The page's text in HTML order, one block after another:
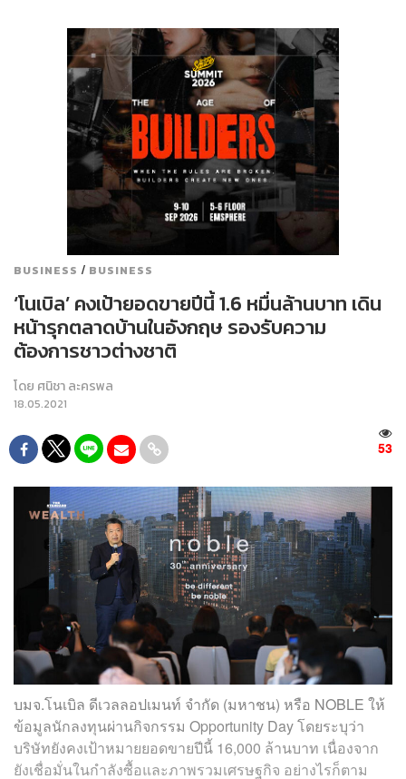
BUSINESS / BUSINESS
‘โนเบิล’ คงเป้ายอดขายปีนี้ 1.6 หมื่นล้านบาท เดิน
หน้ารุกตลาดบ้านในอังกฤษ รองรับความ
ต้องการชาวต่างชาติ
โดย ศนิชา ละครพล
18.05.2021
53
บมจ.โนเบิล ดีเวลลอปเมนท์ จำกัด (มหาชน) หรือ NOBLE ให้
ข้อมูลนักลงทุนผ่านกิจกรรม Opportunity Day โดยระบุว่า
บริษัทยังคงเป้าหมายยอดขายปีนี้ 16,000 ล้านบาท เนื่องจาก
ยังเชื่อมั่นในกำลังซื้อและภาพรวมเศรษฐกิจ อย่างไรก็ตาม